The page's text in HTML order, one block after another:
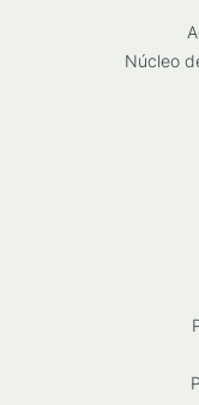
Núcleo